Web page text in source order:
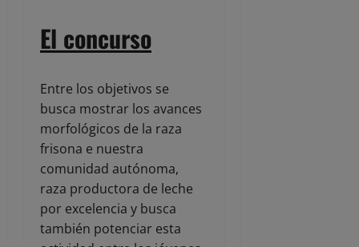
El concurso
Entre los objetivos se
busca mostrar los avances
morfológicos de la raza
frisona e nuestra
comunidad autónoma,
raza productora de leche
por excelencia y busca
también potenciar esta